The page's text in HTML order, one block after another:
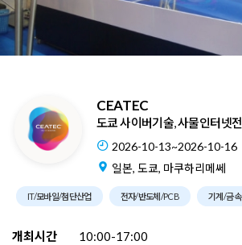
CEATEC
도쿄 사이버기술, 사물인터넷전
2026-10-13~2026-10-16
일본, 도쿄, 마쿠하리메쎄
IT/모바일/첨단산업 전자/반도체/PCB 기계/금속
개최시간
10:00-17:00